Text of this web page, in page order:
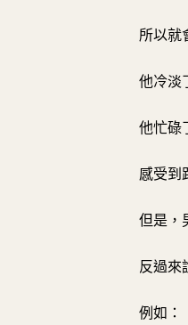
所以就
他冷淡
他忙碌
感受到
但是，
反過來
例如：